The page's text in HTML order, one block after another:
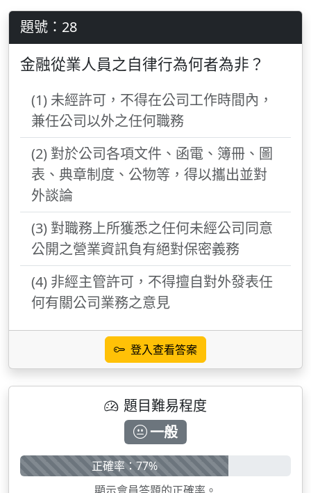
題號：28
金融從業人員之自律行為何者為非？
(1) 未經許可，不得在公司工作時間內，
兼任公司以外之任何職務
(2) 對於公司各項文件、函電、簿冊、圖
表、典章制度、公物等，得以攜出並對
外談論
(3) 對職務上所獲悉之任何未經公司同意
公開之營業資訊負有絕對保密義務
(4) 非經主管許可，不得擅自對外發表任
何有關公司業務之意見
登入查看答案
題目難易程度
一般
正確率：77%
顯示會員答題的正確率。